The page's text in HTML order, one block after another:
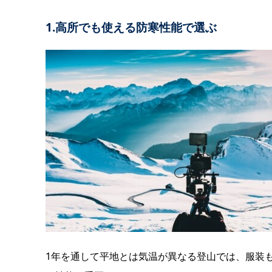
1.高所でも使える防寒性能で選ぶ
1年を通して平地とは気温が異なる登山では、服